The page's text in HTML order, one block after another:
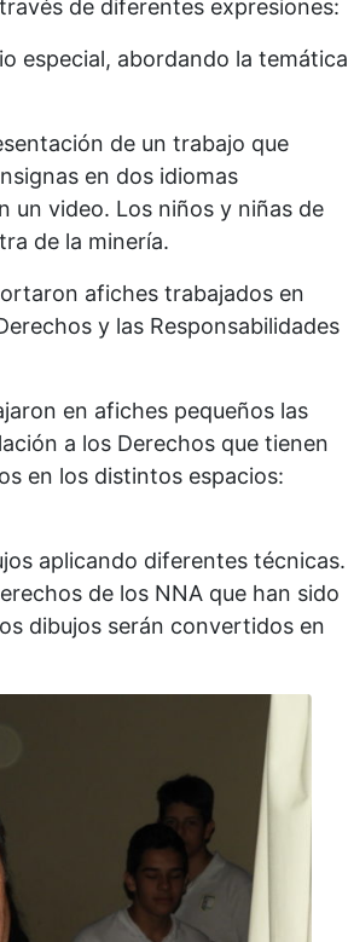
de diferentes expresiones:
especial, abordando la temática
de un trabajo que
en dos idiomas
un video. Los niños y niñas de
de la minería.
afiches trabajados en
y las Responsabilidades
en afiches pequeños las
a los Derechos que tienen
en los distintos espacios:
aplicando diferentes técnicas.
de los NNA que han sido
dibujos serán convertidos en